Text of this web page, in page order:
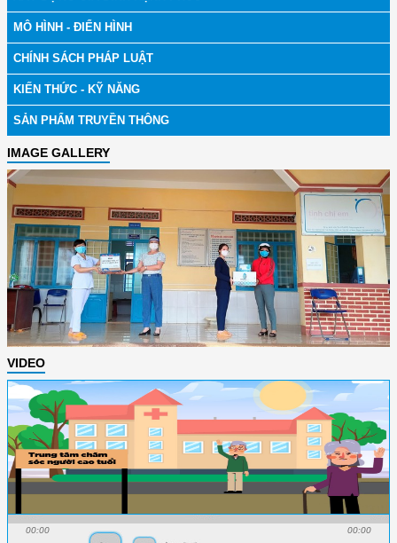
MÔ HÌNH - ĐIỂN HÌNH
CHÍNH SÁCH PHÁP LUẬT
KIẾN THỨC - KỸ NĂNG
SẢN PHẨM TRUYỀN THÔNG
IMAGE GALLERY
VIDEO
00:00 00:00